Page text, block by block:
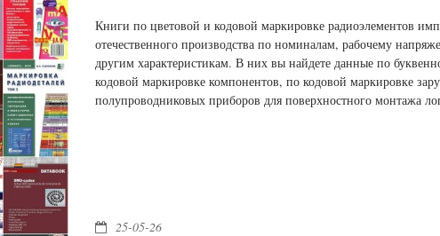
Книги по цветовой и кодовой маркировке радиоэлементов
отечественного производства по номиналам, рабочему
другим характеристикам. В них вы найдете данные по
кодовой маркировке компонентов, по кодовой маркировке
полупроводниковых приборов для поверхностного монтажа
25-05-26